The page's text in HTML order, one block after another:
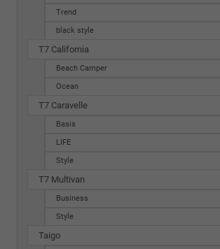
Trend
black style
T7 California
Beach Camper
Ocean
T7 Caravelle
Basis
LIFE
Style
T7 Multivan
Business
Style
Taigo